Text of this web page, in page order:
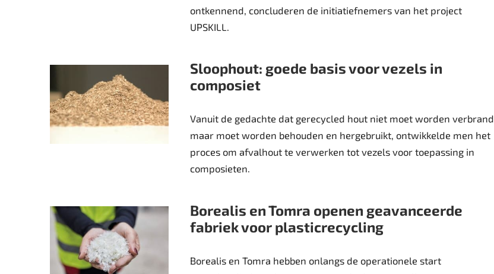
ontkennend, concluderen de initiatiefnemers van het project
UPSKILL.
Sloophout: goede basis voor vezels in
composiet
Vanuit de gedachte dat gerecycled hout niet moet worden verbrand
maar moet worden behouden en hergebruikt, ontwikkelde men het
proces om afvalhout te verwerken tot vezels voor toepassing in
composieten.
Borealis en Tomra openen geavanceerde
fabriek voor plasticrecycling
Borealis en Tomra hebben onlangs de operationele start